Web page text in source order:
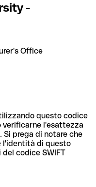
-
Office
questo codice
verificarne l'esattezza
Si prega di notare che
l'identità di questo
codice SWIFT